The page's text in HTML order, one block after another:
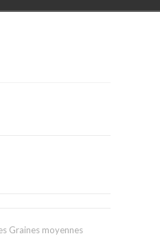
Graines moyennes